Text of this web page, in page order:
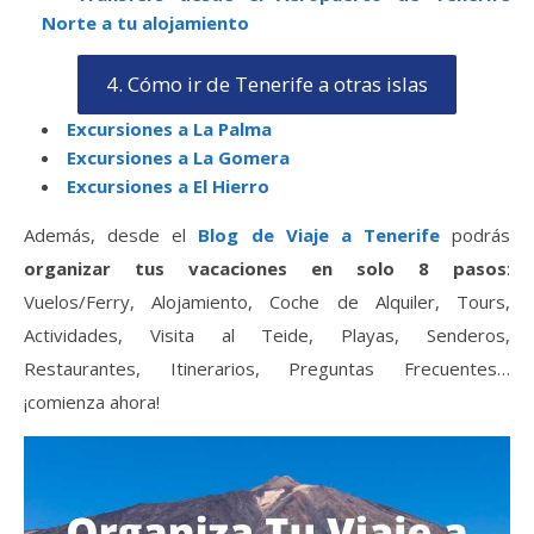
Norte a tu alojamiento
4. Cómo ir de Tenerife a otras islas
Excursiones a La Palma
Excursiones a La Gomera
Excursiones a El Hierro
Además, desde el Blog de Viaje a Tenerifepodrás
organizar tus vacaciones en solo 8 pasos:
Vuelos/Ferry, Alojamiento, Coche de Alquiler, Tours,
Actividades, Visita al Teide, Playas, Senderos,
Restaurantes, Itinerarios, Preguntas Frecuentes…
¡comienza ahora!